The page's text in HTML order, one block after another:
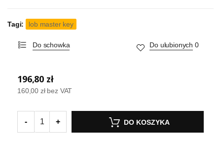
Tagi: lob master key
Do schowka Do ulubionych 0
196,80 zł
160,00 zł bez VAT
- + DO KOSZYKA